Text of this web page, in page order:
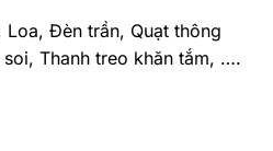
Đèn trần, Quạt thông
Thanh treo khăn tắm, ….